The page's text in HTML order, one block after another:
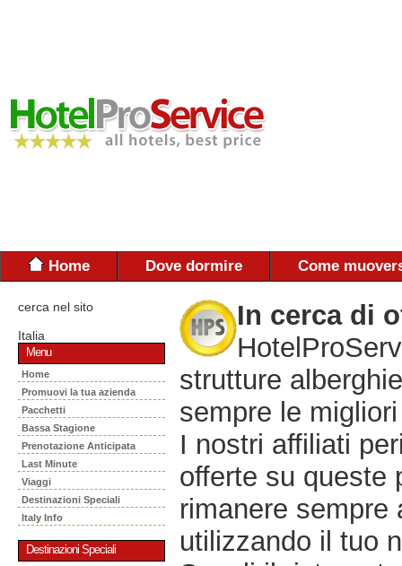
Home Dove dormire Come
cerca nel sito
Italia
Menu
Home
Promuovi la tua azienda
Pacchetti
Bassa Stagione
Prenotazione Anticipata
Last Minute
Viaggi
Destinazioni Speciali
Italy Info
Destinazioni Speciali
In cerca di
strutture
sempre le
I nostri affiliati
offerte su queste
rimanere sempre
utilizzando il tuo